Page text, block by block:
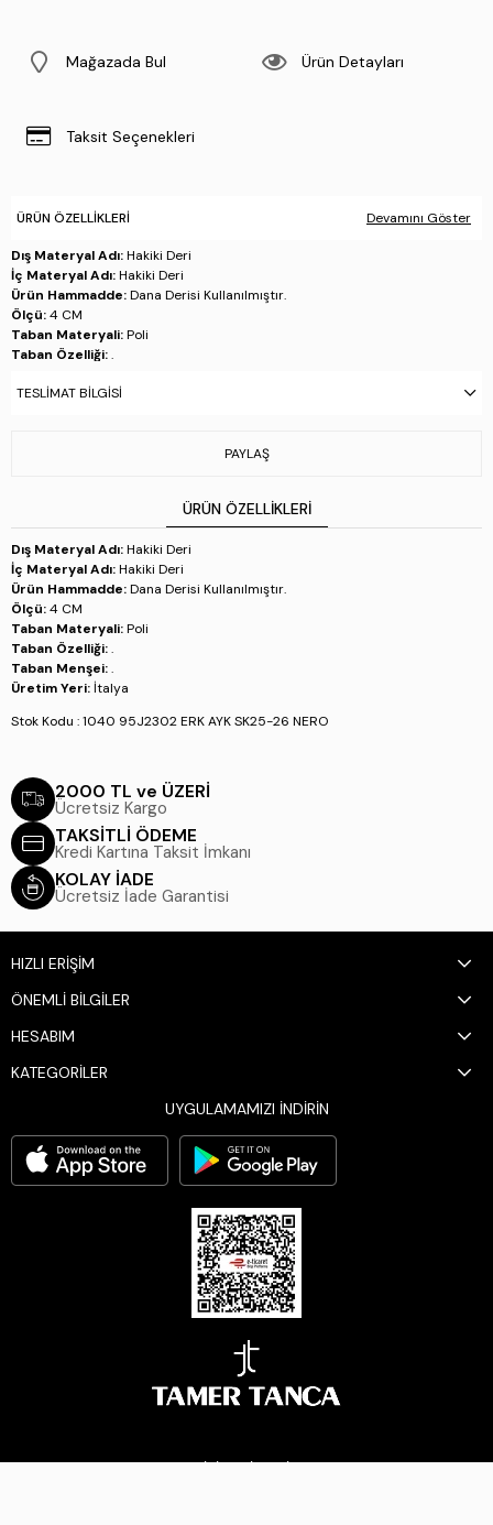
Mağazada Bul Ürün Detayları
Taksit Seçenekleri
ÜRÜN ÖZELLIKLERI Devamını Göster
Dış Materyal Adı:Hakiki Deri
İç Materyal Adı:Hakiki Deri
Ürün Hammadde:Dana Derisi Kullanılmıştır.
Ölçü:4 CM
Taban Materyali:Poli
Taban Özelliği:.
Üretim Yeri:İtalya
TESLIMAT BILGISI
PAYLAŞ
ÜRÜN ÖZELLIKLERI
Dış Materyal Adı:Hakiki Deri
İç Materyal Adı:Hakiki Deri
Ürün Hammadde:Dana Derisi Kullanılmıştır.
Ölçü:4 CM
Taban Materyali:Poli
Taban Özelliği:.
Taban Menşei:.
Üretim Yeri: İtalya
Stok Kodu : 1040 95J2302 ERK AYK SK25-26 NERO
2000 TL ve ÜZERİ
Ücretsiz Kargo
TAKSİTLİ ÖDEME
Kredi Kartına Taksit İmkanı
KOLAY İADE
Ücretsiz İade Garantisi
HIZLI ERİŞİM
ÖNEMLİ BİLGİLER
HESABIM
KATEGORİLER
UYGULAMAMIZI İNDİRİN
BİZİ TAKİP EDİN